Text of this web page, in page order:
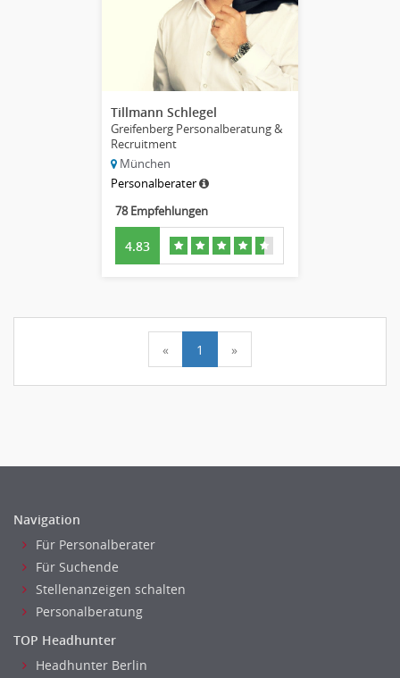
Tillmann Schlegel
Greifenberg Personalberatung &
Recruitment
München
Personalberater
78 Empfehlungen
4.83
« 1 »
Navigation
Für Personalberater
Für Suchende
Stellenanzeigen schalten
Personalberatung
TOP Headhunter
Headhunter Berlin